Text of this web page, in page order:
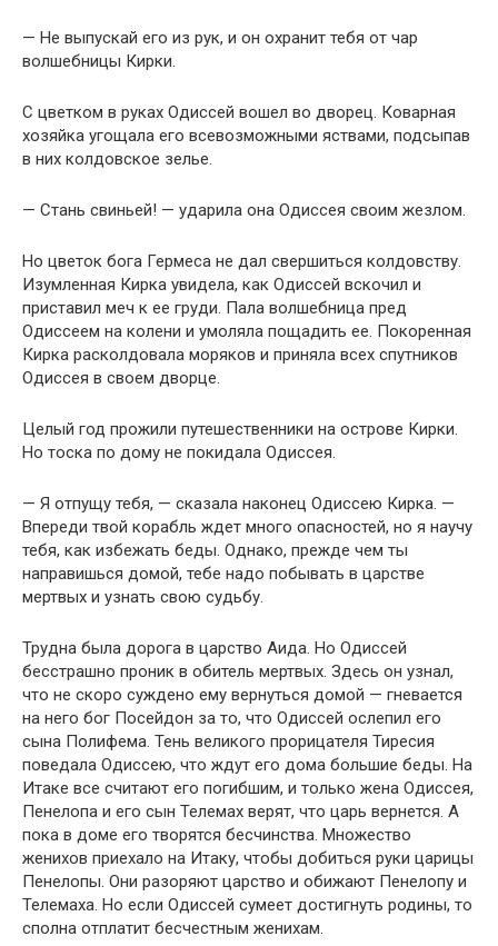
— Не выпускай его из рук, и он охранит тебя от чар
волшебницы Кирки.
С цветком в руках Одиссей вошел во дворец. Коварная
хозяйка угощала его всевозможными яствами, подсыпав
в них колдовское зелье.
— Стань свиньей! — ударила она Одиссея своим жезлом.
Но цветок бога Гермеса не дал свершиться колдовству.
Изумленная Кирка увидела, как Одиссей вскочил и
приставил меч к ее груди. Пала волшебница пред
Одиссеем на колени и умоляла пощадить ее. Покоренная
Кирка расколдовала моряков и приняла всех спутников
Одиссея в своем дворце.
Целый год прожили путешественники на острове Кирки.
Но тоска по дому не покидала Одиссея.
— Я отпущу тебя, — сказала наконец Одиссею Кирка. —
Впереди твой корабль ждет много опасностей, но я научу
тебя, как избежать беды. Однако, прежде чем ты
направишься домой, тебе надо побывать в царстве
мертвых и узнать свою судьбу.
Трудна была дорога в царство Аида. Но Одиссей
бесстрашно проник в обитель мертвых. Здесь он узнал,
что не скоро суждено ему вернуться домой — гневается
на него бог Посейдон за то, что Одиссей ослепил его
сына Полифема. Тень великого прорицателя Тиресия
поведала Одиссею, что ждут его дома большие беды. На
Итаке все считают его погибшим, и только жена Одиссея,
Пенелопа и его сын Телемах верят, что царь вернется. А
пока в доме его творятся бесчинства. Множество
женихов приехало на Итаку, чтобы добиться руки царицы
Пенелопы. Они разоряют царство и обижают Пенелопу и
Телемаха. Но если Одиссей сумеет достигнуть родины, то
сполна отплатит бесчестным женихам.